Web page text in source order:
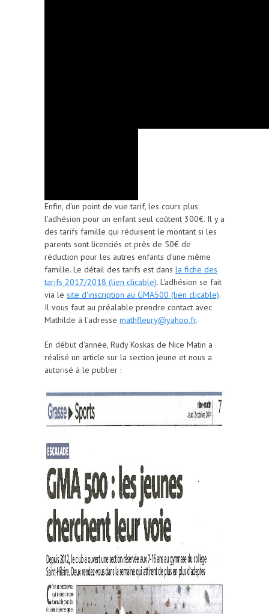
Enfin, d'un point de vue tarif, les cours plus
l'adhésion pour un enfant seul coûtent 300€. Il y a
des tarifs famille qui réduisent le montant si les
parents sont licenciés et près de 50€ de
réduction pour les autres enfants d'une même
famille. Le détail des tarifs est dans la fiche des
tarifs 2017/2018 (lien clicable). L'adhésion se fait
via le site d'inscription au GMA500 (lien clicable).
Il vous faut au préalable prendre contact avec
Mathilde à l'adresse mathfleury@yahoo.fr.
En début d'année, Rudy Koskas de Nice Matin a
réalisé un article sur la section jeune et nous a
autorisé à le publier :